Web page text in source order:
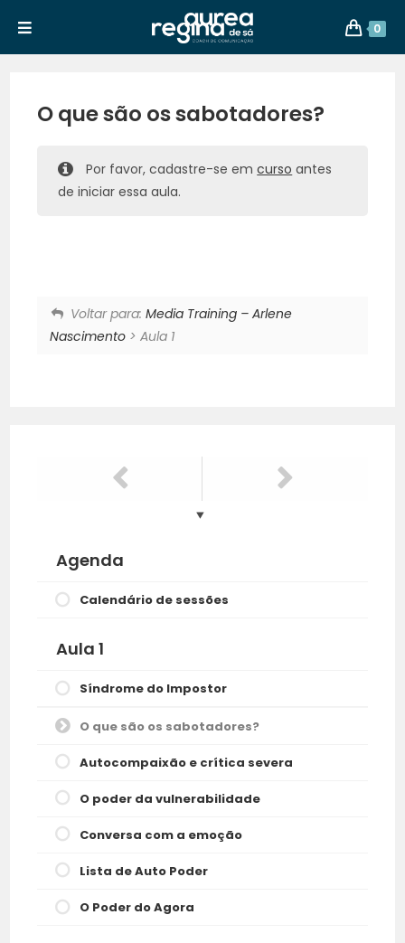
0
O que são os sabotadores?
Por favor, cadastre-se emcurso antes
de iniciar essa aula.
Voltar para: Media Training – Arlene
Nascimento > Aula 1
Agenda
Calendário de sessões
Aula 1
Síndrome do Impostor
O que são os sabotadores?
Autocompaixão e crítica severa
O poder da vulnerabilidade
Conversa com a emoção
Lista de Auto Poder
O Poder do Agora